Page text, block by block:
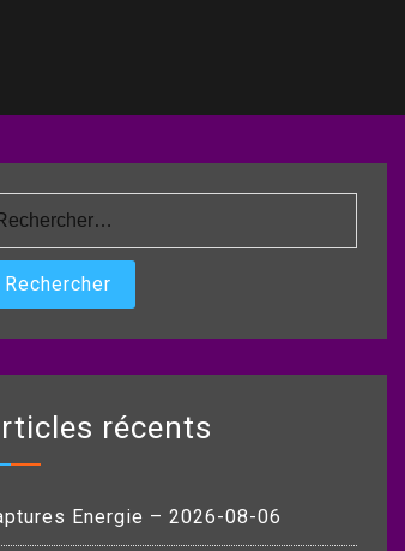
récents
Energie – 2026-08-06